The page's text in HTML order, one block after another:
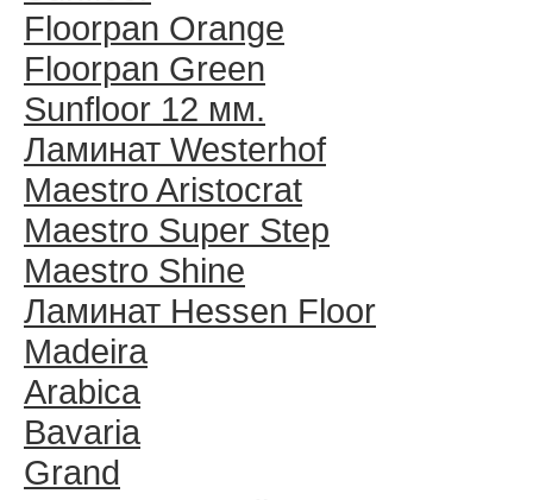
Floorpan Orange
Floorpan Green
Sunfloor 12 мм.
Ламинат Westerhof
Maestro Aristocrat
Maestro Super Step
Maestro Shine
Ламинат Hessen Floor
Madeira
Arabica
Bavaria
Grand